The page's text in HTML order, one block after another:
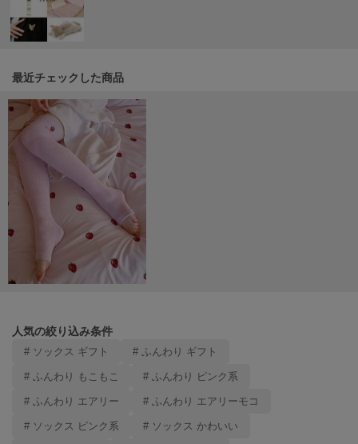
miies miim
ミーエスミーム
ミラオーウェン
MOIGE
モワージュ
MUCHA
ミュシャ
NEW Balance
ニューバランス
nezu
NIKE
ナイキ
NOWNS
ナウンス
ヌル
最近チェックした商品
人気の絞り込み条件
# ソックス ギフト # ふんわり ギフト
# ふんわり もこもこ # ふんわり ピンク系
# ふんわり エアリー # ふんわり エアリーモコ
# ソックス ピンク系 # ソックス かわいい